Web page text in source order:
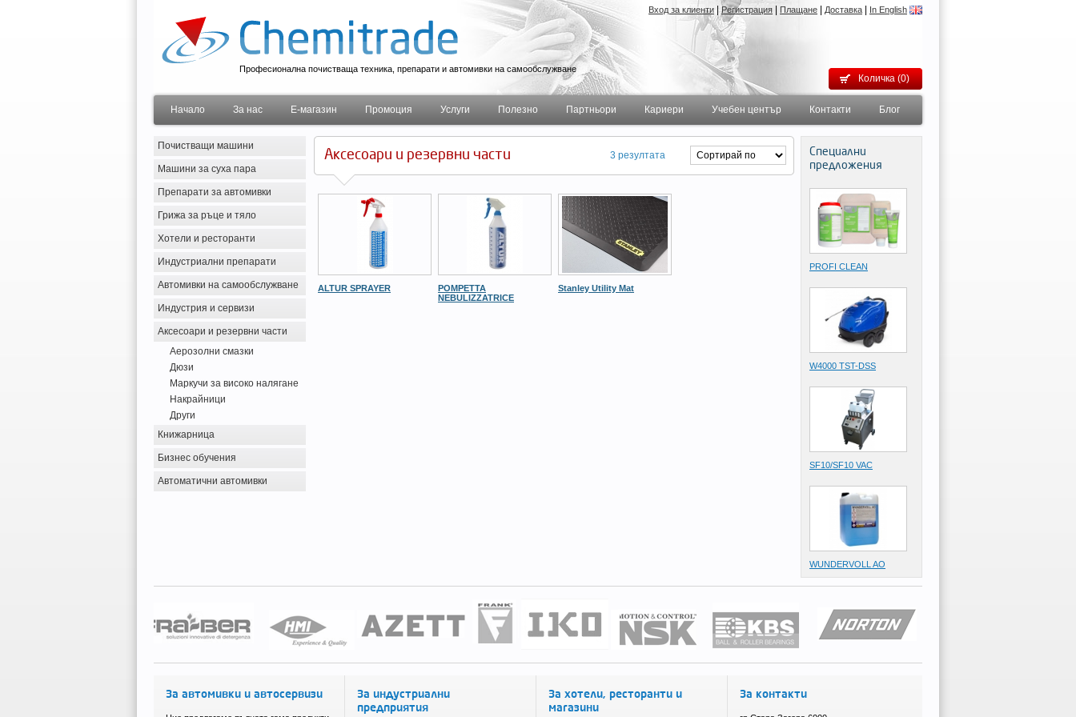
Професионална почистваща техника, препарати и автомивки на самообслужване
Вход за клиенти |Регистрация Плащане Доставка In English
Начало За нас Е-магазин Промоция Услуги Полезно Партньори Кариери Учебен център Контакти Блог
Количка (0)
Почистващи машини
Машини за суха пара
Препарати за автомивки
Грижа за ръце и тяло
Хотели и ресторанти
Индустриални препарати
Автомивки на самообслужване
Индустрия и сервизи
Аксесоари и резервни части
Аерозолни смазки
Дюзи
Маркучи за високо налягане
Накрайници
Други
Книжарница
Бизнес обучения
Автоматични автомивки
Аксесоари и резервни части 3 резултата
ALTUR SPRAYER
POMPETTA
NEBULIZZATRICE
Stanley Utility Mat
Специални
предложения
PROFI CLEAN
W4000 TST-DSS
SF10/SF10 VAC
WUNDERVOLL AO
За автомивки и автосервизи
За индустриални
предприятия
За хотели, ресторанти и
магазини
За контакти